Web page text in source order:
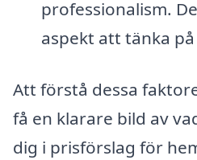
professionalism.
aspekt att tänka
Att förstå dessa
få en klarare bild av
dig i prisförslag för